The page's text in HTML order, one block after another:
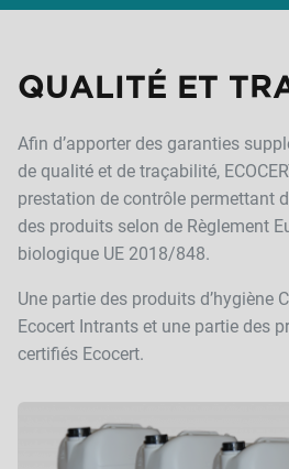
QUALITÉ ET
Afin d’apporter des garanties
de qualité et de traçabilité,
prestation de contrôle permettant
des produits selon de Règlement
biologique UE 2018/848.
Une partie des produits d’hygiène
Ecocert Intrants et une partie des
certifiés Ecocert.